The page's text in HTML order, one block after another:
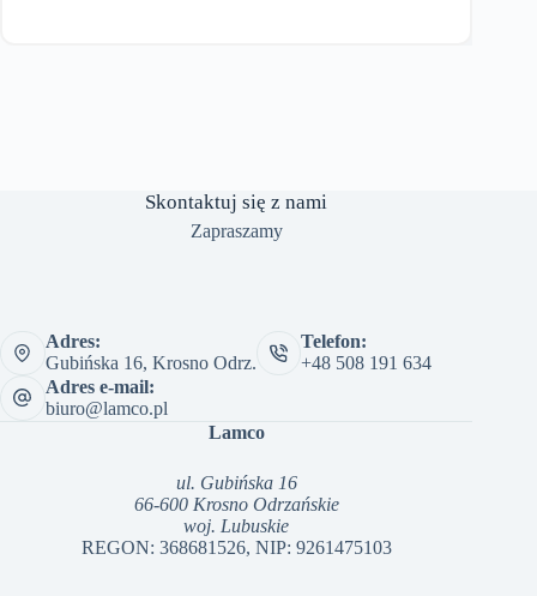
Skontaktuj się z nami
Zapraszamy
Adres:
Gubińska 16, Krosno Odrz.
Telefon:
+48 508 191 634
Adres e-mail:
biuro@lamco.pl
Lamco
ul. Gubińska 16
66-600 Krosno Odrzańskie
woj. Lubuskie
REGON: 368681526, NIP: 9261475103